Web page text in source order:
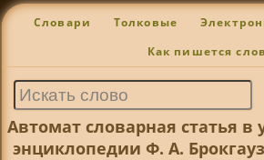
Словари Толковые
Как пишется
Автомат словарная статья в
энциклопедии Ф. А.